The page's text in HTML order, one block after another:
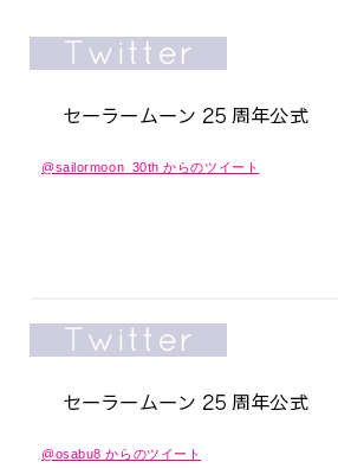
@sailormoon_30th からのツイート
@osabu8 からのツイート